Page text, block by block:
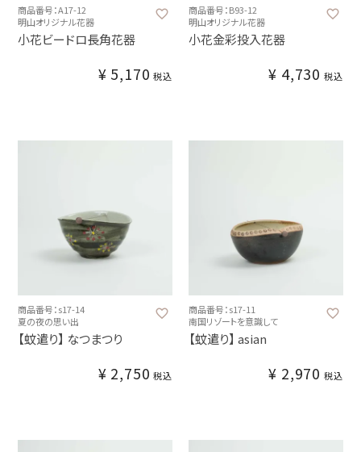
商品番号：A17-12
明山オリジナル花器
小花ビードロ長角花器
¥ 5,170 税込
商品番号：B93-12
明山オリジナル花器
小花金彩投入花器
¥ 4,730 税込
商品番号：s17-14
夏の夜の思い出
【蚊遣り】 なつまつり
¥ 2,750 税込
商品番号：s17-11
南国リゾートを意識して
【蚊遣り】 asian
¥ 2,970 税込